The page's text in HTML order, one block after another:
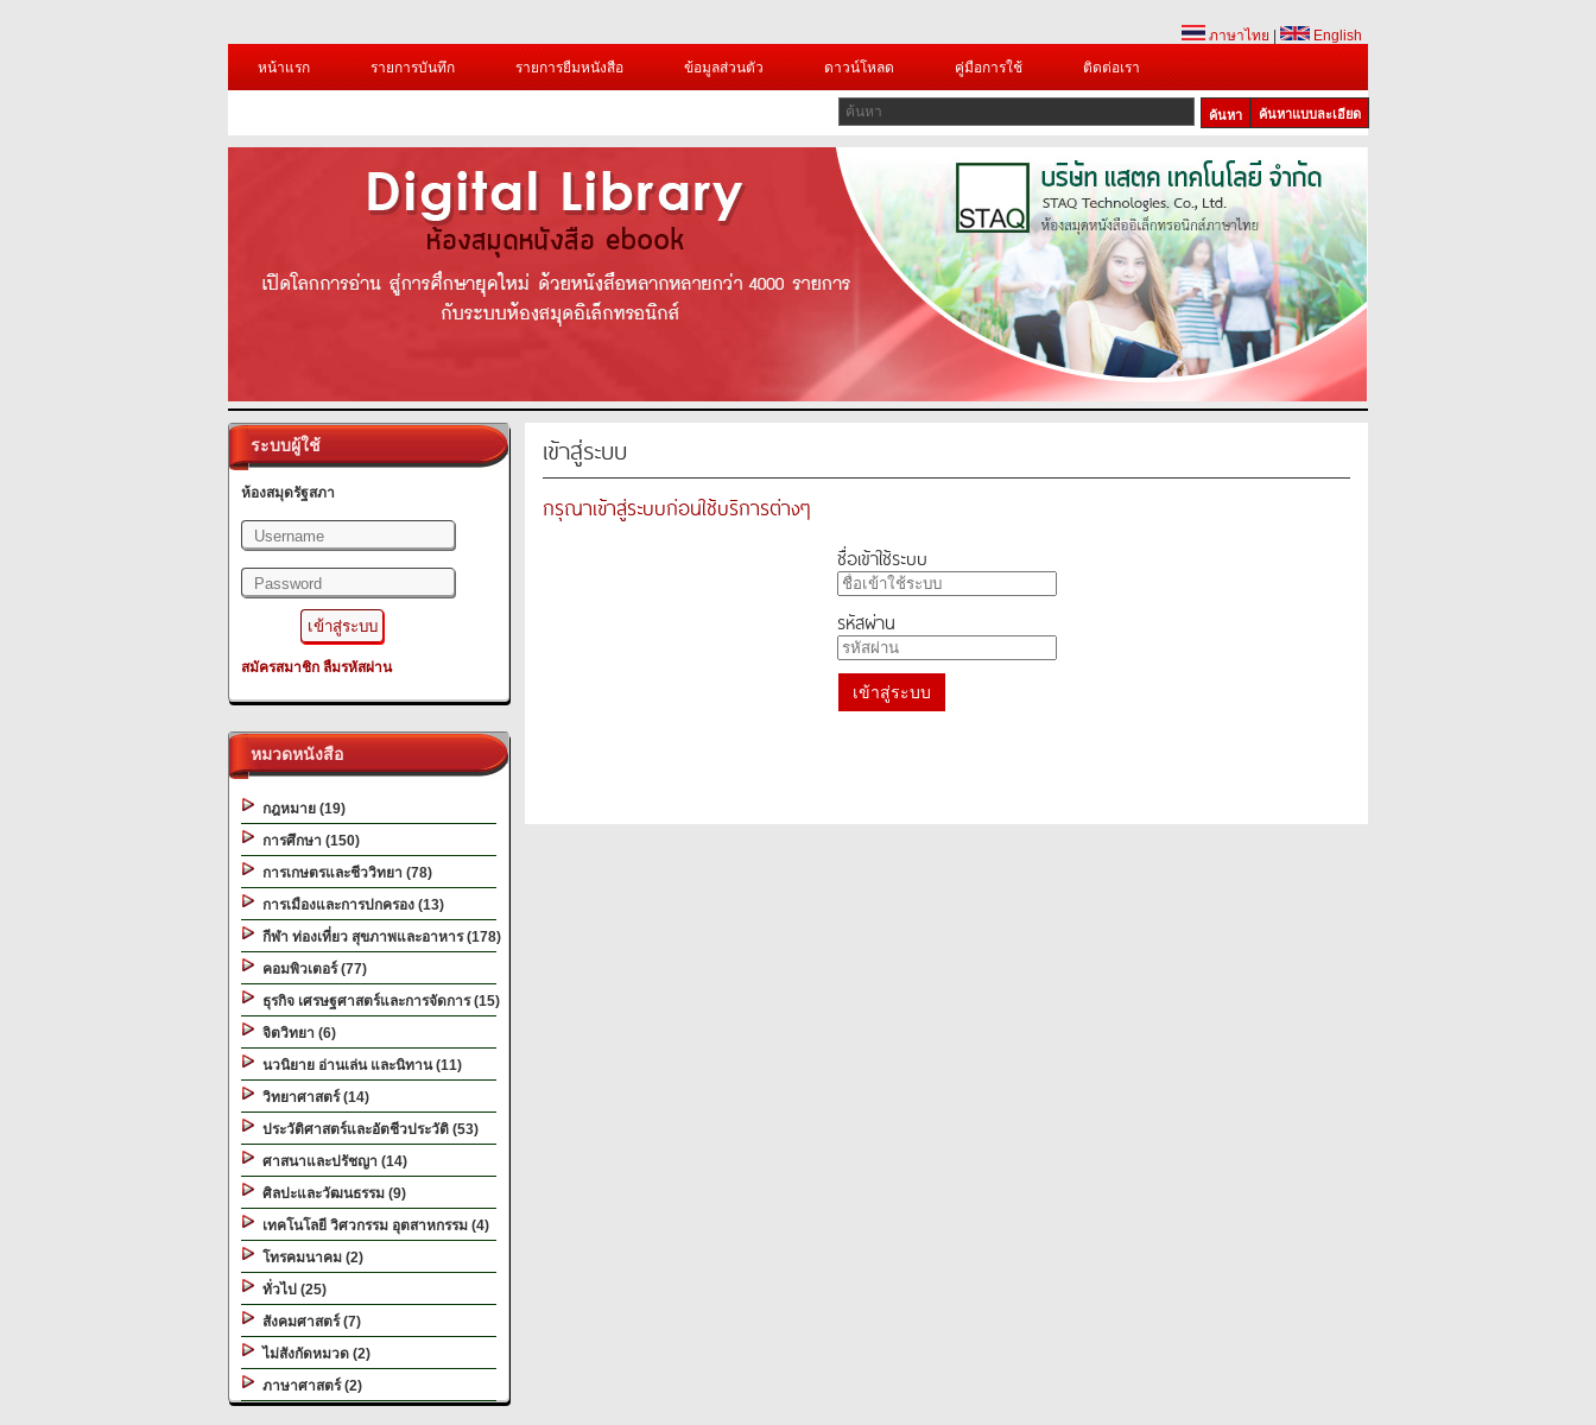
ภาษาไทย
English
หน้าแรก
รายการบันทึก รายการยืมหนังสือ ข้อมูลส่วนตัว ดาวน์โหลด คู่มือการใช้ ติดต่อเรา
ค้นหาแบบละเอียด
ระบบผู้ใช้
ห้องสมุดรัฐสภา
สมัครสมาชิก ลืมรหัสผ่าน
หมวดหนังสือ
กฎหมาย (19)
การศึกษา (150)
การเกษตรและชีววิทยา (78)
การเมืองและการปกครอง (13)
กีฬา ท่องเที่ยว สุขภาพและอาหาร (178)
คอมพิวเตอร์ (77)
ธุรกิจ เศรษฐศาสตร์และการจัดการ (15)
จิตวิทยา (6)
นวนิยาย อ่านเล่น และนิทาน (11)
วิทยาศาสตร์ (14)
ประวัติศาสตร์และอัตชีวประวัติ (53)
ศาสนาและปรัชญา (14)
ศิลปะและวัฒนธรรม (9)
เทคโนโลยี วิศวกรรม อุตสาหกรรม (4)
โทรคมนาคม (2)
ทั่วไป (25)
สังคมศาสตร์ (7)
ไม่สังกัดหมวด (2)
ภาษาศาสตร์ (2)
เข้าสู่ระบบ
กรุณาเข้าสู่ระบบก่อนใช้บริการต่างๆ
ชื่อเข้าใช้ระบบ
รหัสผ่าน